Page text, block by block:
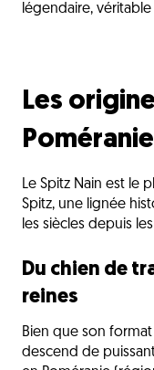
Questions
légendaire,
Les
Le Spitz Nain est le
Spitz, une lignée
les siècles depuis
Du chien de
reines
Bien que son
descend de